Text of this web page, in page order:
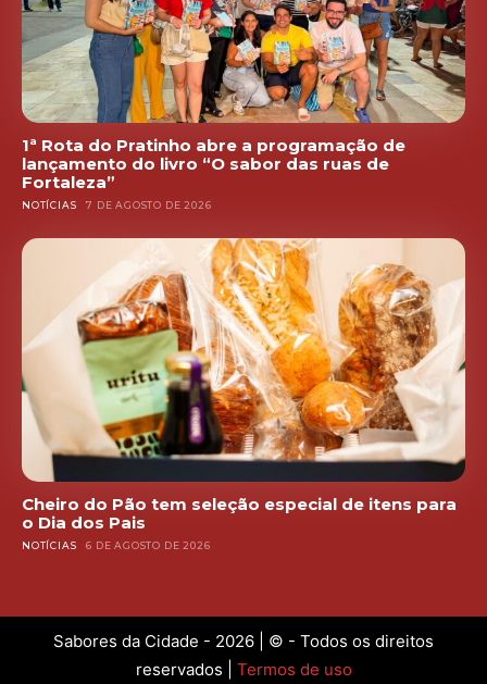
1ª Rota do Pratinho abre a programação de
lançamento do livro “O sabor das ruas de
Fortaleza”
NOTÍCIAS 7 DE AGOSTO DE 2026
Cheiro do Pão tem seleção especial de itens para
o Dia dos Pais
NOTÍCIAS 6 DE AGOSTO DE 2026
Sabores da Cidade - 2026 | © - Todos os direitos
reservados | Termos de uso